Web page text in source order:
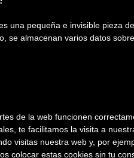
una pequeña e invisible pieza
se almacenan varios datos
de la web funcionen
te facilitamos la visita a
visitas nuestra web y, por
colocar estas cookies sin tu